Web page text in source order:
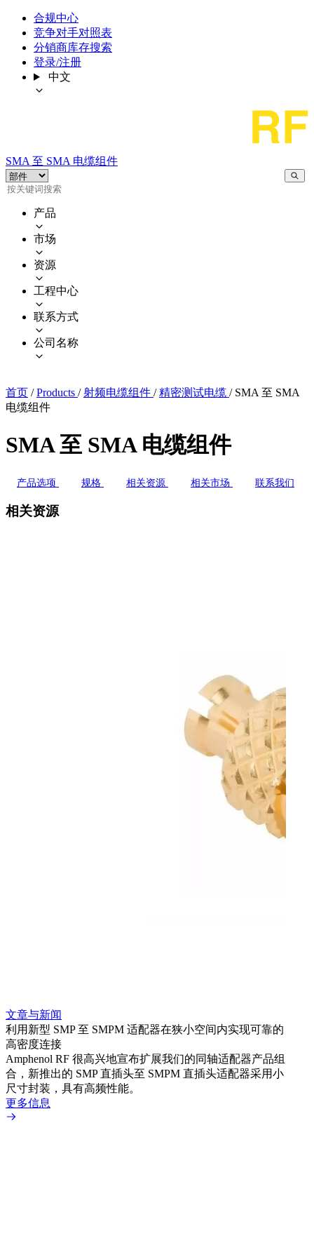
合规中心
竞争对手对照表
分销商库存搜索
登录/注册
中文
SMA 至 SMA 电缆组件
产品
市场
资源
工程中心
联系方式
公司名称
首页 / Products / 射频电缆组件 / 精密测试电缆 / SMA 至 SMA
电缆组件
SMA 至 SMA 电缆组件
产品选项 规格 相关资源 相关市场 联系我们
相关资源
文章与新闻
利用新型 SMP 至 SMPM 适配器在狭小空间内实现可靠的
高密度连接
Amphenol RF 很高兴地宣布扩展我们的同轴适配器产品组
合，新推出的 SMP 直插头至 SMPM 直插头适配器采用小
尺寸封装，具有高频性能。
更多信息